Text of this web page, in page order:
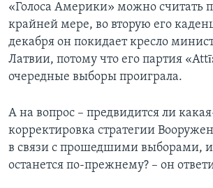
«Голоса Америки» можно считать
крайней мере, во вторую его
декабря он покидает кресло
Латвии, потому что его партия
очередные выборы проиграла.
А на вопрос – предвидится ли
корректировка стратегии
в связи с прошедшими выборами,
останется по-прежнему? – он